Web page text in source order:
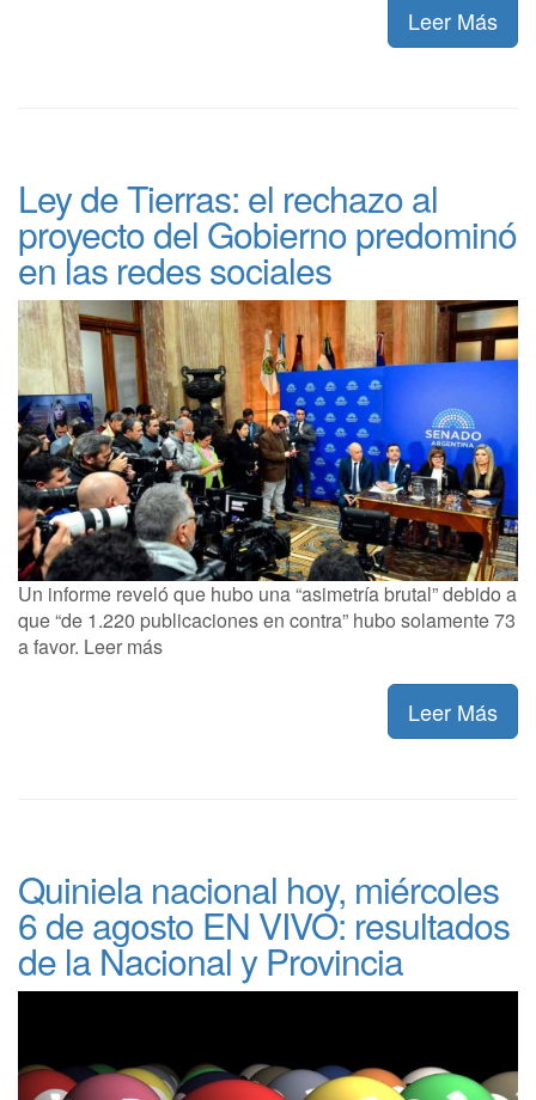
Leer Más
Ley de Tierras: el rechazo al
proyecto del Gobierno predominó
en las redes sociales
Un informe reveló que hubo una “asimetría brutal” debido a
que “de 1.220 publicaciones en contra” hubo solamente 73
a favor. Leer más
Leer Más
Quiniela nacional hoy, miércoles
6 de agosto EN VIVO: resultados
de la Nacional y Provincia